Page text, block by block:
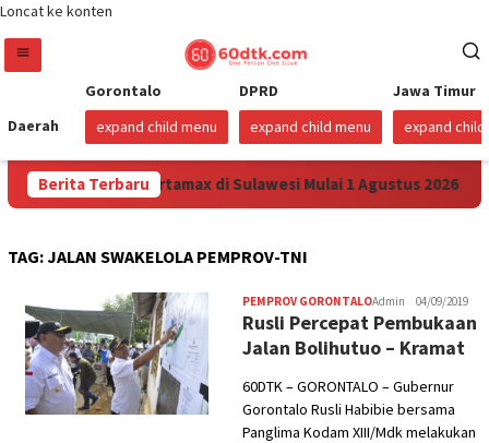
Loncat ke konten
Daerah
Gorontalo
expand child menu
DPRD
expand child menu
Jawa Timur
expand child
Berita Terbaru
Harga Pertamax di Sulawesi Mulai 1 Agustus 2026
TAG:JALAN SWAKELOLA PEMPROV-TNI
PEMPROV GORONTALOAdmin 04/09/2019
Rusli Percepat Pembukaan
Jalan Bolihutuo – Kramat
60DTK – GORONTALO – Gubernur
Gorontalo Rusli Habibie bersama
Panglima Kodam XIII/Mdk melakukan